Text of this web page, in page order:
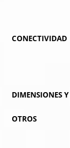
CONECTIVIDAD
DIMENSIONES Y
OTROS